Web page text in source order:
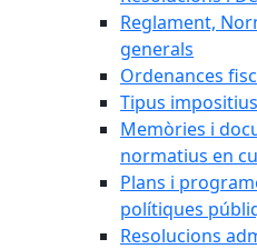
Reglament,
generals
Ordenances
Tipus impositius
Memòries i
normatius en
Plans i
polítiques
Resolucions